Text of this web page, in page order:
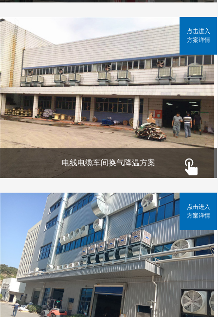
电线电缆车间换气降温方案
点击进入
方案详情
点击进入
方案详情